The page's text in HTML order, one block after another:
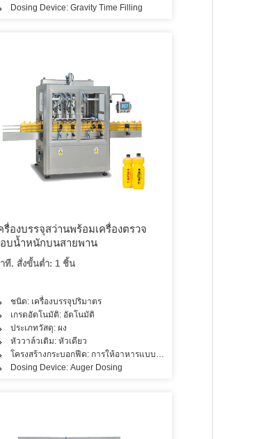
Dosing Device: Gravity Time Filling
รื่องบรรจุสว่านพร้อมเครื่องตรวจ
บน้ำหนักบนสายพาน
ที. สั่งขั้นต่ำ: 1 ชิ้น
ชนิด: เครื่องบรรจุปริมาตร
เกรดอัตโนมัติ: อัตโนมัติ
ประเภทวัสดุ: ผง
หัววาล์วเติม: หัวเดียว
โครงสร้างกระบอกฟีด: การให้อาหารแบบห้องเดียว
Dosing Device: Auger Dosing